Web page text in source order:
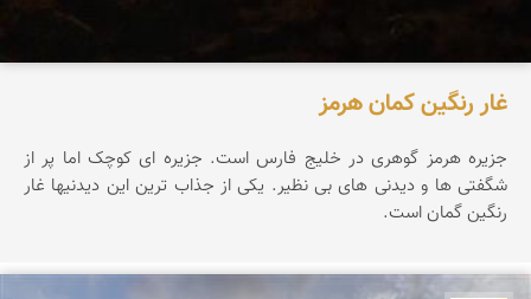
غار رنگین کمان هرمز
جزیره هرمز گوهری در خلیج فارس است. جزیره ای کوچک اما پر از
شگفتی ها و دیدنی های بی نظیر. یکی از جذاب ترین این دیدنیها غار
رنگین گمان است.